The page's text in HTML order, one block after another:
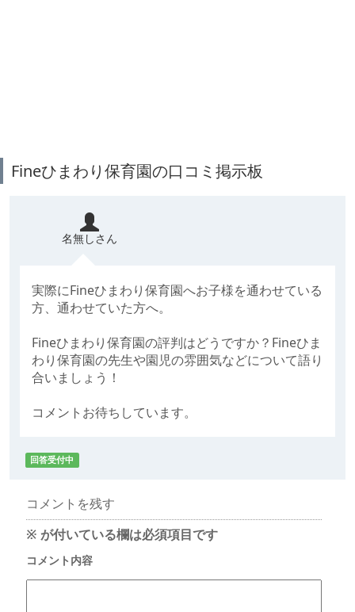
Fineひまわり保育園の口コミ掲示板
名無しさん
実際にFineひまわり保育園へお子様を通わせている
方、通わせていた方へ。
Fineひまわり保育園の評判はどうですか？Fineひま
わり保育園の先生や園児の雰囲気などについて語り
合いましょう！
コメントお待ちしています。
回答受付中
コメントを残す
※ が付いている欄は必須項目です